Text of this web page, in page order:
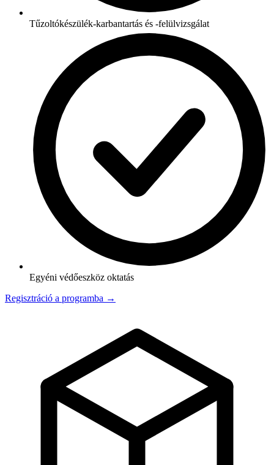
Tűzoltókészülék-karbantartás és -felülvizsgálat
Egyéni védőeszköz oktatás
Regisztráció a programba →